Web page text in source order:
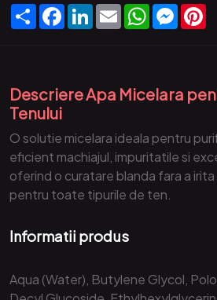
PartajareFacebook
LinkedIn
EmailWhatsApp
Descriere Apa Micelara
Tenului
O solutie micelara ideala pentru
eficient machiajul, impuritatile si
oferind o curatare blanda fara a
pentru toate tipurile de ten.
Informatii produs
Aqua (Water), Butylene Glycol,